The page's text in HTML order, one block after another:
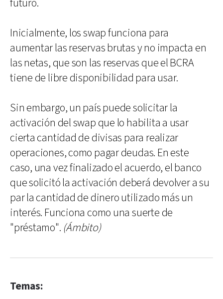
futuro.
Inicialmente, los swap funciona para
aumentar las reservas brutas y no impacta en
las netas, que son las reservas que el BCRA
tiene de libre disponibilidad para usar.
Sin embargo, un país puede solicitar la
activación del swap que lo habilita a usar
cierta cantidad de divisas para realizar
operaciones, como pagar deudas. En este
caso, una vez finalizado el acuerdo, el banco
que solicitó la activación deberá devolver a su
par la cantidad de dinero utilizado más un
interés. Funciona como una suerte de
"préstamo". (Ámbito)
Temas: